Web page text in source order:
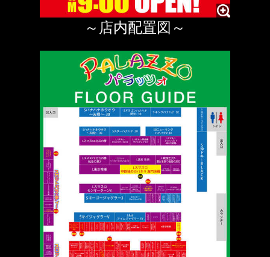
～店内配置図～